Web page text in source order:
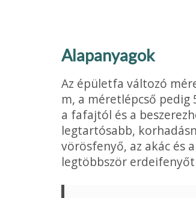
Alapanyagok
Az épületfa változó
m, a méretlépcső pedig
a fafajtól és a
legtartósabb,
vörösfenyő, az akác és
legtöbbször